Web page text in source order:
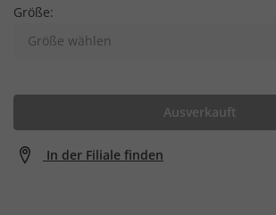
Größe:
Größe wählen
Ausverkauft
In der Filiale finden